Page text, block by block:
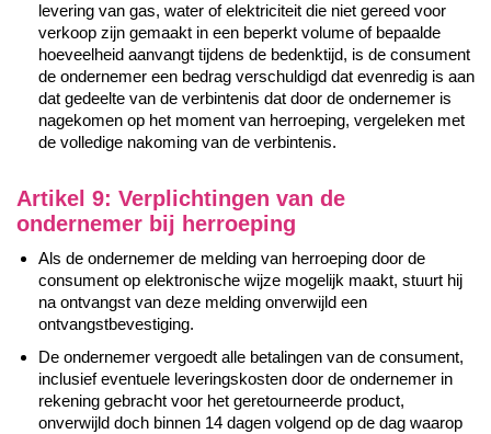
levering van gas, water of elektriciteit die niet gereed voor
verkoop zijn gemaakt in een beperkt volume of bepaalde
hoeveelheid aanvangt tijdens de bedenktijd, is de consument
de ondernemer een bedrag verschuldigd dat evenredig is aan
dat gedeelte van de verbintenis dat door de ondernemer is
nagekomen op het moment van herroeping, vergeleken met
de volledige nakoming van de verbintenis.
Artikel 9: Verplichtingen van de
ondernemer bij herroeping
Als de ondernemer de melding van herroeping door de
consument op elektronische wijze mogelijk maakt, stuurt hij
na ontvangst van deze melding onverwijld een
ontvangstbevestiging.
De ondernemer vergoedt alle betalingen van de consument,
inclusief eventuele leveringskosten door de ondernemer in
rekening gebracht voor het geretourneerde product,
onverwijld doch binnen 14 dagen volgend op de dag waarop